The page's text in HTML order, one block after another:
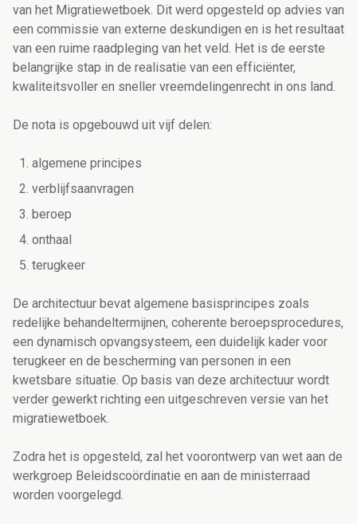
van het Migratiewetboek. Dit werd opgesteld op advies van
een commissie van externe deskundigen en is het resultaat
van een ruime raadpleging van het veld. Het is de eerste
belangrijke stap in de realisatie van een efficiënter,
kwaliteitsvoller en sneller vreemdelingenrecht in ons land.
De nota is opgebouwd uit vijf delen:
algemene principes
verblijfsaanvragen
beroep
onthaal
terugkeer
De architectuur bevat algemene basisprincipes zoals
redelijke behandeltermijnen, coherente beroepsprocedures,
een dynamisch opvangsysteem, een duidelijk kader voor
terugkeer en de bescherming van personen in een
kwetsbare situatie. Op basis van deze architectuur wordt
verder gewerkt richting een uitgeschreven versie van het
migratiewetboek.
Zodra het is opgesteld, zal het voorontwerp van wet aan de
werkgroep Beleidscoördinatie en aan de ministerraad
worden voorgelegd.